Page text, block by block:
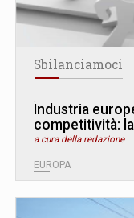
Sbilanciamoci
Industria
competitività:
a cura della redazione
EUROPA